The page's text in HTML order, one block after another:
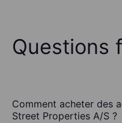
Questions
Comment acheter des
Street Properties A/S ?